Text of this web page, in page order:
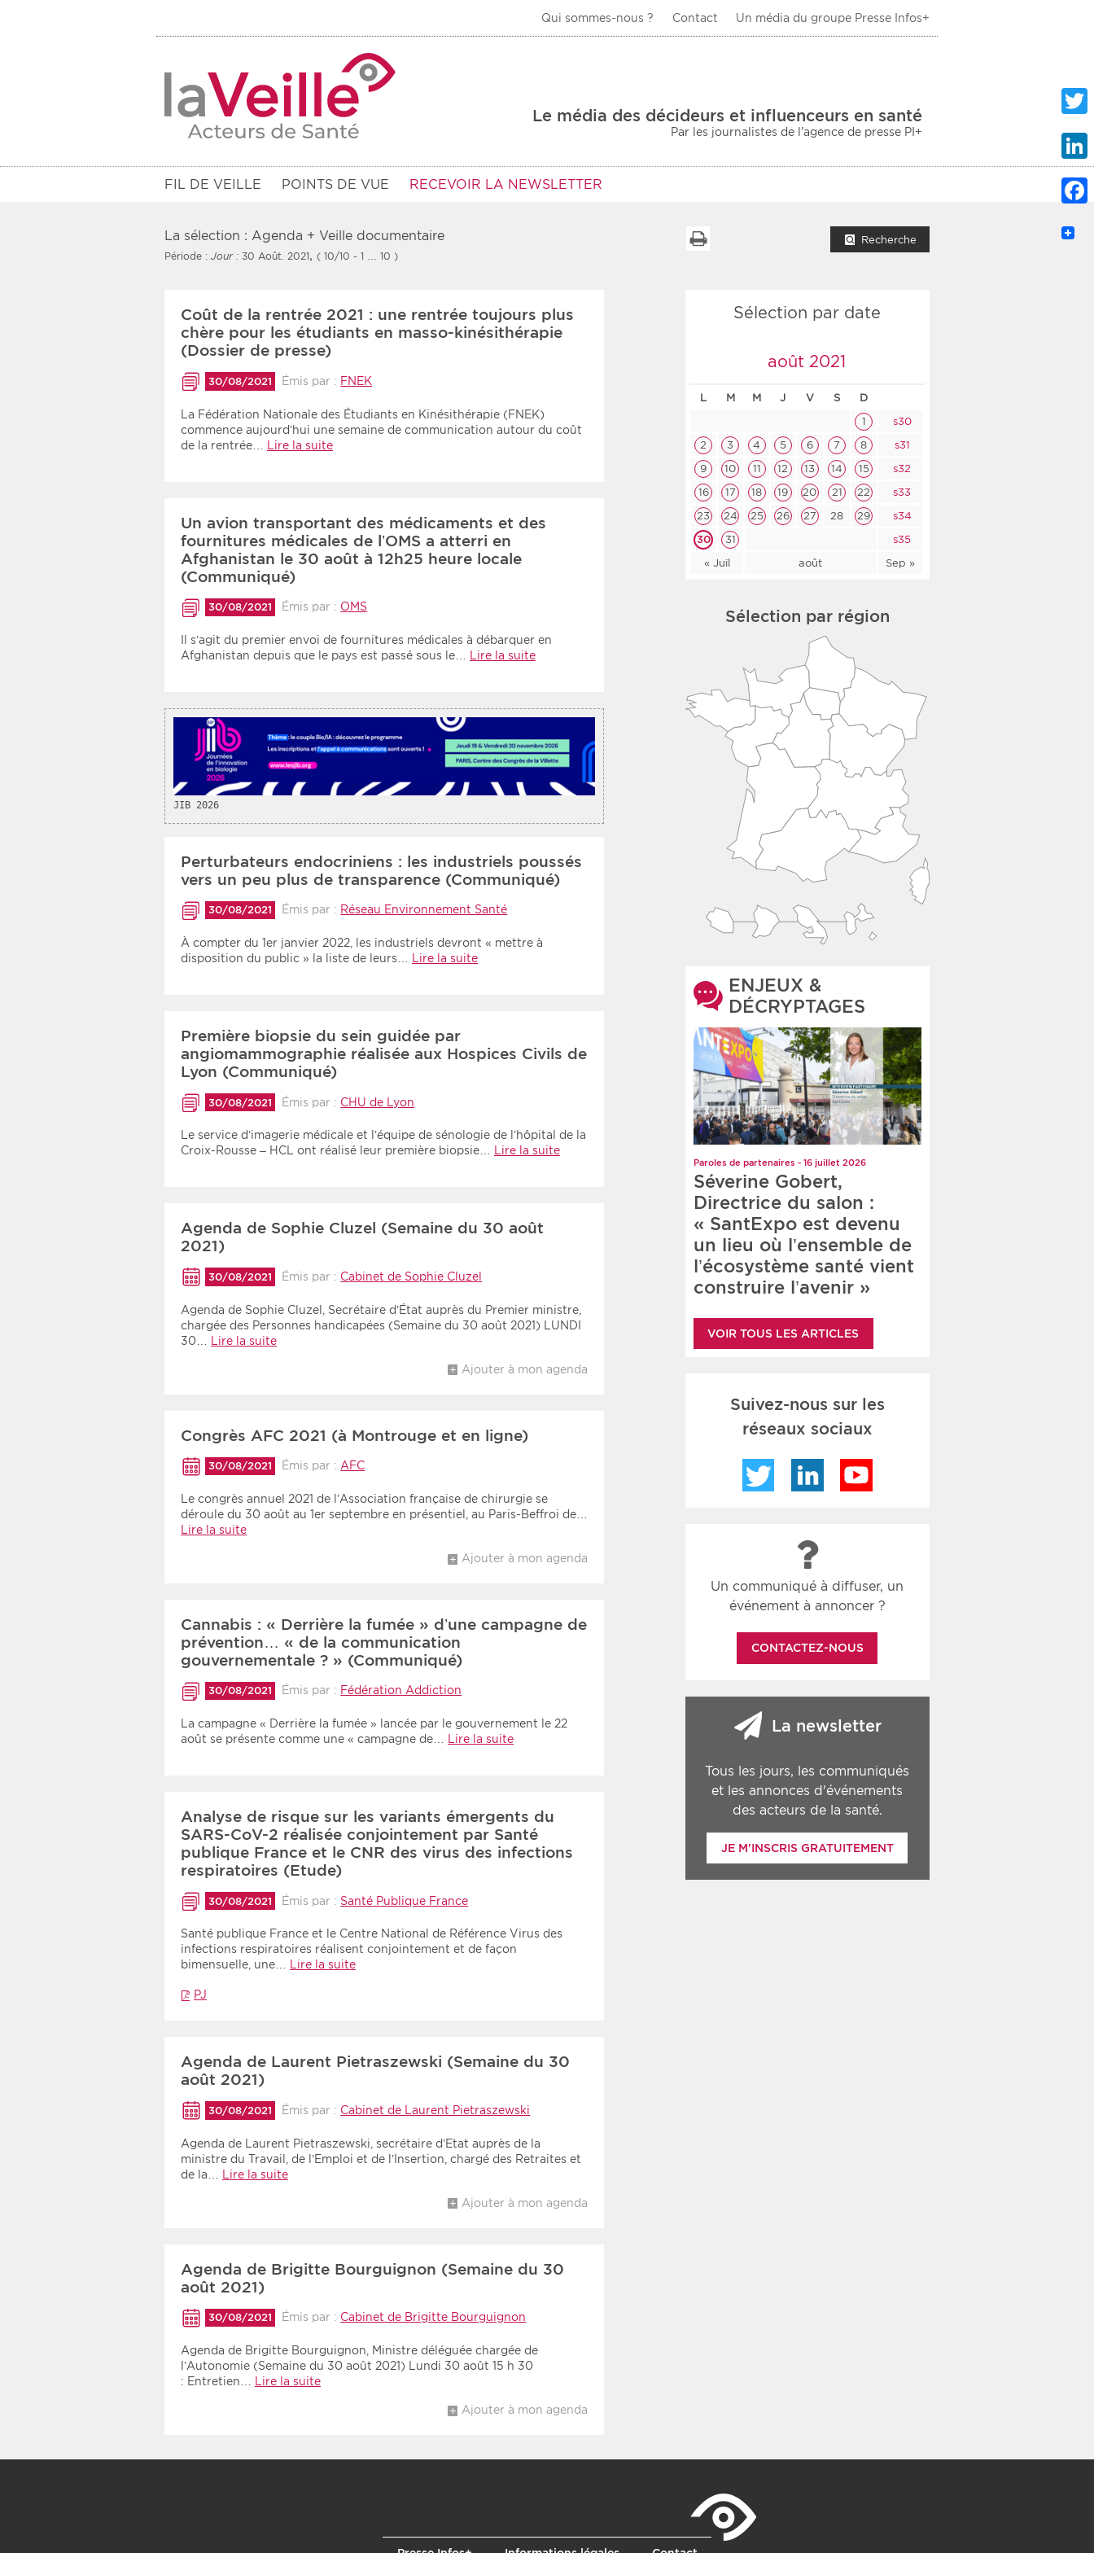
Qui sommes-nous ? Contact Un média du groupe Presse Infos+
Le média des décideurs et influenceurs en santé
Par les journalistes de l'agence de presse PI+
FIL DE VEILLE POINTS DE VUE RECEVOIR LA NEWSLETTER
Rendez-vous des 7 prochains jours
Communiqués des 10 derniers jours
Recherche par mots clés
Rendez-vous
Zone géographique Tri
Chronologique
Inversé
La sélection : Agenda + Veille documentaire
Période : Jour : 30 Août. 2021, ( 10/10 - 1 … 10 )
Recherche
Coût de la rentrée 2021 : une rentrée toujours plus
chère pour les étudiants en masso-kinésithérapie
(Dossier de presse)
30/08/2021 Émis par : FNEK
La Fédération Nationale des Étudiants en Kinésithérapie (FNEK)
commence aujourd’hui une semaine de communication autour du coût
de la rentrée…
Lire la suite
Un avion transportant des médicaments et des
fournitures médicales de l’OMS a atterri en
Afghanistan le 30 août à 12h25 heure locale
(Communiqué)
30/08/2021 Émis par : OMS
Il s’agit du premier envoi de fournitures médicales à débarquer en
Afghanistan depuis que le pays est passé sous le…
Lire la suite
JIB 2026
Perturbateurs endocriniens : les industriels poussés
vers un peu plus de transparence (Communiqué)
30/08/2021 Émis par : Réseau Environnement Santé
À compter du 1er janvier 2022, les industriels devront « mettre à
disposition du public » la liste de leurs…
Lire la suite
Première biopsie du sein guidée par
angiomammographie réalisée aux Hospices Civils de
Lyon (Communiqué)
30/08/2021 Émis par : CHU de Lyon
Le service d’imagerie médicale et l’équipe de sénologie de l’hôpital de la
Croix-Rousse – HCL ont réalisé leur première biopsie… Lire la suite
Agenda de Sophie Cluzel (Semaine du 30 août
2021)
30/08/2021 Émis par : Cabinet de Sophie Cluzel
Agenda de Sophie Cluzel, Secrétaire d’État auprès du Premier ministre,
chargée des Personnes handicapées (Semaine du 30 août 2021) LUNDI
30… Lire la suite
Ajouter à mon agenda
Congrès AFC 2021 (à Montrouge et en ligne)
30/08/2021 Émis par : AFC
Le congrès annuel 2021 de l’Association française de chirurgie se
déroule du 30 août au 1er septembre en présentiel, au Paris-Beffroi de…
Lire la suite
Ajouter à mon agenda
Cannabis : « Derrière la fumée » d’une campagne de
prévention… « de la communication
gouvernementale ? » (Communiqué)
30/08/2021 Émis par : Fédération Addiction
La campagne « Derrière la fumée » lancée par le gouvernement le 22
août se présente comme une « campagne de…
Lire la suite
Analyse de risque sur les variants émergents du
SARS-CoV-2 réalisée conjointement par Santé
publique France et le CNR des virus des infections
respiratoires (Etude)
30/08/2021 Émis par : Santé Publique France
Santé publique France et le Centre National de Référence Virus des
infections respiratoires réalisent conjointement et de façon
bimensuelle, une… Lire la suite
PJ
Agenda de Laurent Pietraszewski (Semaine du 30
août 2021)
30/08/2021 Émis par : Cabinet de Laurent Pietraszewski
Agenda de Laurent Pietraszewski, secrétaire d’Etat auprès de la
ministre du Travail, de l’Emploi et de l’Insertion, chargé des Retraites et
de la… Lire la suite
Ajouter à mon agenda
Agenda de Brigitte Bourguignon (Semaine du 30
août 2021)
30/08/2021 Émis par : Cabinet de Brigitte Bourguignon
Agenda de Brigitte Bourguignon, Ministre déléguée chargée de
l’Autonomie (Semaine du 30 août 2021) Lundi 30 août 15 h 30
: Entretien…
Lire la suite
Ajouter à mon agenda
Sélection par date
août 2021
L M M J V S D
« Juil août Sep »
1
s30
2
3 4 5 6 7 8
s31
9
10 11 12 13 14 15
s32
16
17 18 19 20 21 22
s33
23
24 25 26 27 28 29
s34
30
31 s35
Sélection par région
ENJEUX &
DÉCRYPTAGES
Paroles de partenaires - 16 juillet 2026
Séverine Gobert,
Directrice du salon :
« SantExpo est devenu
un lieu où l’ensemble de
l’écosystème santé vient
construire l’avenir »
VOIR TOUS LES ARTICLES
Suivez-nous sur les
réseaux sociaux
Twitter LinkedIn
Un communiqué à diffuser, un
événement à annoncer ?
CONTACTEZ-NOUS
La newsletter
Tous les jours, les communiqués
et les annonces d'événements
des acteurs de la santé.
JE M'INSCRIS GRATUITEMENT